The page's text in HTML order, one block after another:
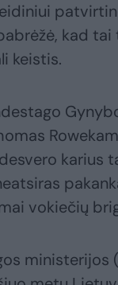
kad
keistis.
karius
vokiečių
ministerijos